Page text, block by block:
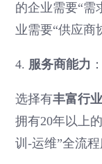
的企业需要“需
业需要“供应商
4. 服务商能力 ：
选择有丰富行
拥有20年以上
训-运维”全流程